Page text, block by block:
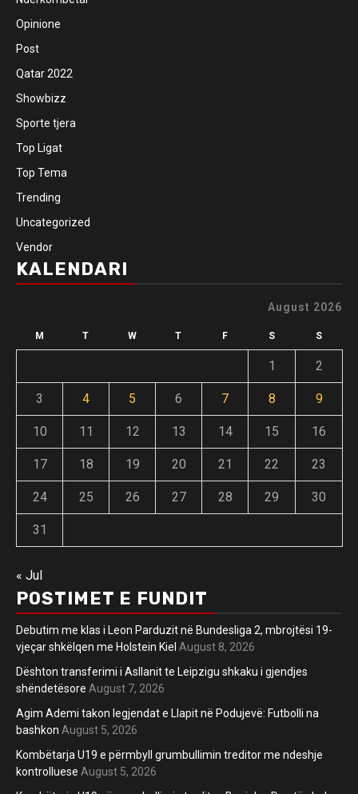
Opinione
Post
Qatar 2022
Showbizz
Sporte tjera
Top Ligat
Top Tema
Trending
Uncategorized
Vendor
KALENDARI
August 2026
M T W T F S S
1 2
3 4 5 6 7 8 9
10 11 12 13 14 15 16
17 18 19 20 21 22 23
24 25 26 27 28 29 30
31
« Jul
POSTIMET E FUNDIT
Debutim me klas i Leon Parduzit në Bundesliga 2, mbrojtësi 19-
vjeçar shkëlqen me Holstein Kiel August 8, 2026
Dështon transferimi i Asllanit te Leipzigu shkaku i gjendjes
shëndetësore August 7, 2026
Agim Ademi takon legjendat e Llapit në Podujevë: Futbolli na
bashkon August 5, 2026
Kombëtarja U19 e përmbyll grumbullimin treditor me ndeshje
kontrolluese August 5, 2026